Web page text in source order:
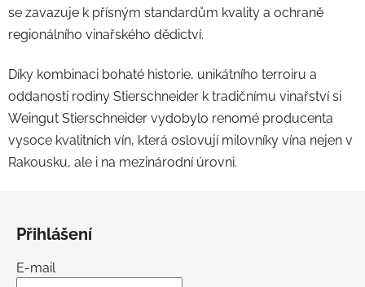
i
s
se zavazuje k přísným standardům kvality a ochraně
regionálního vinařského dědictví.​
Díky kombinaci bohaté historie, unikátního terroiru a
oddanosti rodiny Stierschneider k tradičnímu vinařství si
Weingut Stierschneider vydobylo renomé producenta
vysoce kvalitních vín, která oslovují milovníky vína nejen v
Rakousku, ale i na mezinárodní úrovni.
Přihlášení
E-mail